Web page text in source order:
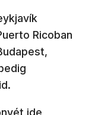
Ricoban
ide